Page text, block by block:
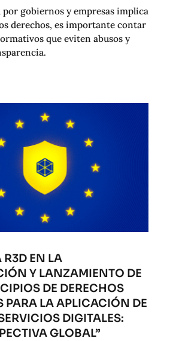
por gobiernos y empresas implica
derechos, es importante contar
que eviten abusos y
R3D EN LA
Y LANZAMIENTO DE
DE DERECHOS
PARA LA APLICACIÓN DE
DIGITALES:
GLOBAL”